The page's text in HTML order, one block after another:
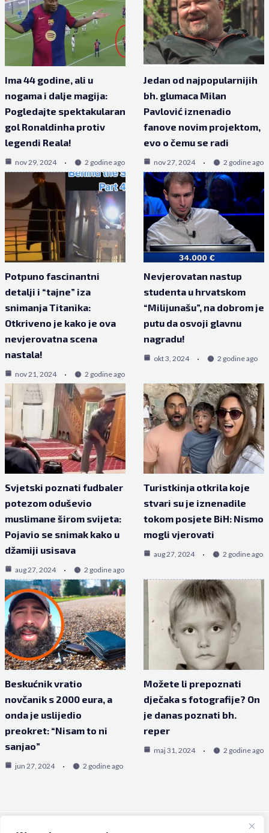
Ima 44 godine, ali u
nogama i dalje magija:
Pogledajte spektakularan
gol Ronaldinha protiv
legendi Reala!
nov 29, 2024 2 godine ago
Jedan od najpopularnijih
bh. glumaca Milan
Pavlović iznenadio
fanove novim projektom,
evo o čemu se radi
nov 27, 2024 2 godine ago
Potpuno fascinantni
detalji i “tajne” iza
snimanja Titanika:
Otkriveno je kako je ova
nevjerovatna scena
nastala!
nov 21, 2024 2 godine ago
Nevjerovatan nastup
studenta u hrvatskom
“Milijunašu”, na dobrom je
putu da osvoji glavnu
nagradu!
okt 3, 2024 2 godine ago
Svjetski poznati fudbaler
potezom oduševio
muslimane širom svijeta:
Pojavio se snimak kako u
džamiji usisava
aug 27, 2024 2 godine ago
Turistkinja otkrila koje
stvari su je iznenadile
tokom posjete BiH: Nismo
mogli vjerovati
aug 27, 2024 2 godine ago
Beskućnik vratio
novčanik s 2000 eura, a
onda je uslijedio
preokret: “Nisam to ni
sanjao”
jun 27, 2024 2 godine ago
Možete li prepoznati
dječaka s fotografije? On
je danas poznati bh.
reper
maj 31, 2024 2 godine ago